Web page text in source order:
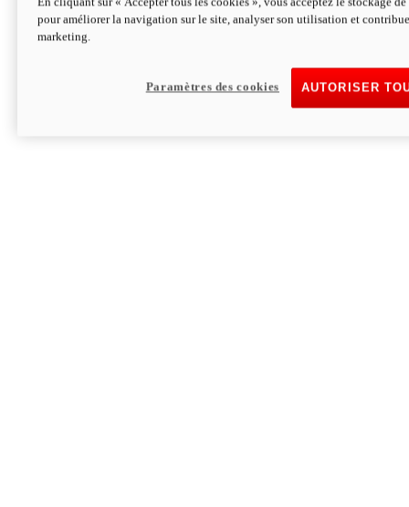
Hypermotard V2 SP 100
Découvrez-le
pour améliorer la navigation sur le site, analyser son utilisation et
marketing.
AUTORISER
Paramètres des cookies